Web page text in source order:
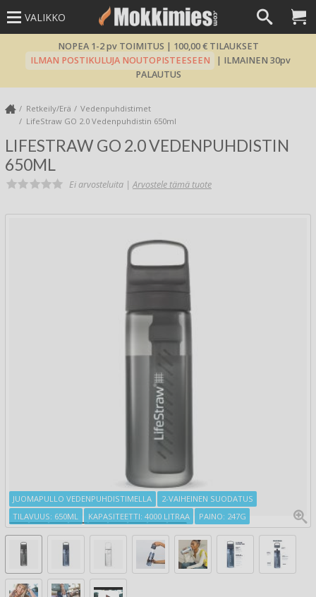
VALIKKO
NOPEA 1-2 pv TOIMITUS | 100,00 € TILAUKSET
ILMAN POSTIKULUJA NOUTOPISTEESEEN
| ILMAINEN 30pv
PALAUTUS
Retkeily/Erä
Vedenpuhdistimet
LifeStraw GO 2.0 Vedenpuhdistin 650ml
LIFESTRAW GO 2.0 VEDENPUHDISTIN
650ML
Ei arvosteluita |Arvostele tämä tuote
JUOMAPULLO VEDENPUHDISTIMELLA
2-VAIHEINEN SUODATUS
TILAVUUS: 650ML
KAPASITEETTI: 4000 LITRAA PAINO: 247G